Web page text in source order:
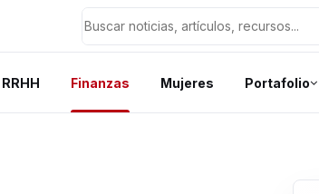
RRHH Finanzas Mujeres Portafolio